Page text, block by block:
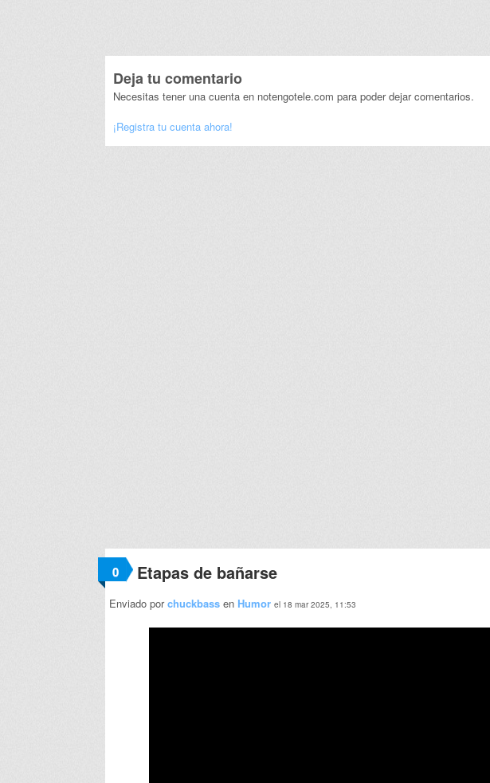
Deja tu comentario
Necesitas tener una cuenta en notengotele.com para poder dejar comentarios.
¡Registra tu cuenta ahora!
0 Etapas de bañarse
Enviado porchuckbass en Humor el 18 mar 2025, 11:53